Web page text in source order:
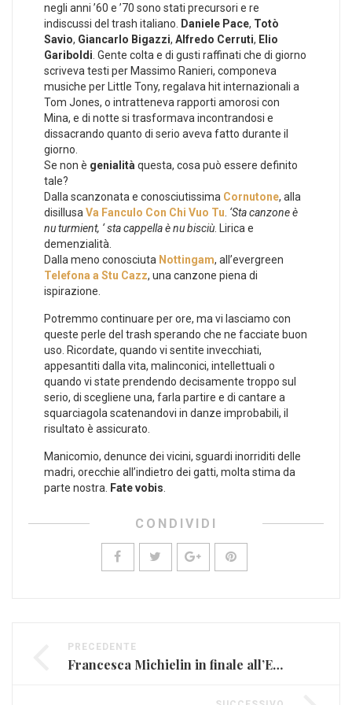
negli anni ’60 e ’70 sono stati precursori e re
indiscussi del trash italiano.
Daniele Pace, Totò
Savio, Giancarlo Bigazzi, Alfredo Cerruti, Elio
Gariboldi . Gente colta e di gusti raffinati che di giorno
scriveva testi per Massimo Ranieri, componeva
musiche per Little Tony, regalava hit internazionali a
Tom Jones, o intratteneva rapporti amorosi con
Mina, e di notte si trasformava incontrandosi e
dissacrando quanto di serio aveva fatto durante il
giorno.
Se non è genialità questa, cosa può essere definito
tale?
Dalla scanzonata e conosciutissima Cornutone, alla
disillusa Va Fanculo Con Chi Vuo Tu ‘Sta canzone è
nu turmient, ‘ sta cappella è nu bisciù . Lirica e
demenzialità.
Dalla meno conosciuta Nottingam, all’evergreen
Telefona a Stu Cazz, una canzone piena di
ispirazione.
Potremmo continuare per ore, ma vi lasciamo con
queste perle del trash sperando che ne facciate buon
uso. Ricordate, quando vi sentite invecchiati,
appesantiti dalla vita, malinconici, intellettuali o
quando vi state prendendo decisamente troppo sul
serio, di scegliene una, farla partire e di cantare a
squarciagola scatenandovi in danze improbabili, il
risultato è assicurato.
Manicomio, denunce dei vicini, sguardi inorriditi delle
madri, orecchie all’indietro dei gatti, molta stima da
parte nostra.
Fate vobis
CONDIVIDI
PRECEDENTE
Francesca Michielin in finale all’Eurovision Song Contest